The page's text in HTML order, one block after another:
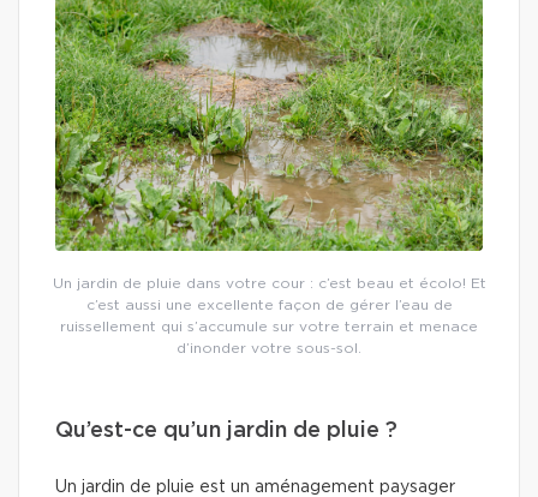
Un jardin de pluie dans votre cour : c’est beau et écolo! Et
c’est aussi une excellente façon de gérer l’eau de
ruissellement qui s’accumule sur votre terrain et menace
d’inonder votre sous-sol.
Qu’est-ce qu’un jardin de pluie ?
Un jardin de pluie est un aménagement paysager